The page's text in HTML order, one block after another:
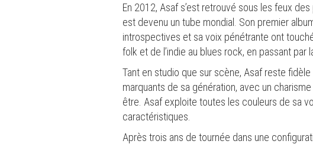
En 2012, Asaf s’est retrouvé sous les feux
est devenu un tube mondial. Son premier
introspectives et sa voix pénétrante ont
folk et de l’indie au blues rock, en passant
Tant en studio que sur scène, Asaf reste
marquants de sa génération, avec un
être. Asaf exploite toutes les couleurs de sa
caractéristiques.
Après trois ans de tournée dans une